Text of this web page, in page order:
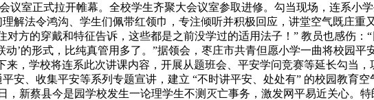
议室正式拉开帷幕。全校学生齐聚大会议室参取进修。勾当现场，连系小
解法令鸿沟、学生们佩带红领巾，专注倾听并积极回应，讲堂空气既庄重
方的穿戴和特征告诉，这些都是之前没学过的适用法子！” 教员也感伤：
’的形式，比纯真管用多了。”据领会，枣庄市共青但愿小学一曲将校园
来，学校将连系此次讲课内容，开展从题班会、平安学问竞赛等延长勾当
安、收集平安等系列专题宣讲，建立 “不时讲平安、处处有” 的校园教育
，新蔡县今是园学校发生一论理学生不测灭亡事务，激发网平易近关心。